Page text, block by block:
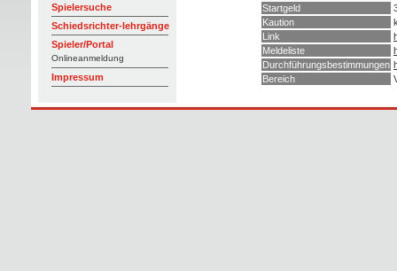
Spielersuche
Schiedsrichter-lehrgänge
Spieler/Portal
Onlineanmeldung
Impressum
Startgeld
Kaution
Link
Meldeliste
Durchführungsbestimmungen
Bereich